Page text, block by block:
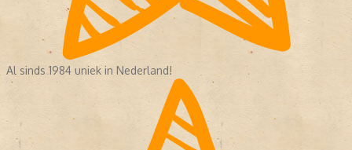
Al sinds 1984 uniek in Nederland!